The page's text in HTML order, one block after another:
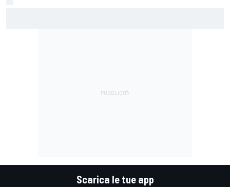
Scarica le tue app